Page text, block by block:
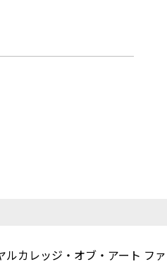
カレッジ・オブ・アート ファ